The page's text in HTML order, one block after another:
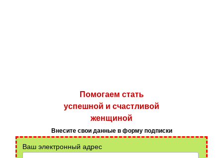
Помогаем стать
успешной и счастливой
женщиной
Внесите свои данные в форму подписки
Ваш электронный адрес